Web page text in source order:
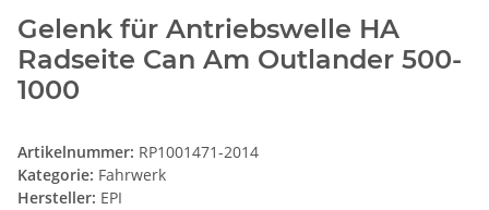
Gelenk für Antriebswelle HA
Radseite Can Am Outlander 500-
1000
Artikelnummer: RP1001471-2014
Kategorie: Fahrwerk
Hersteller: EPI